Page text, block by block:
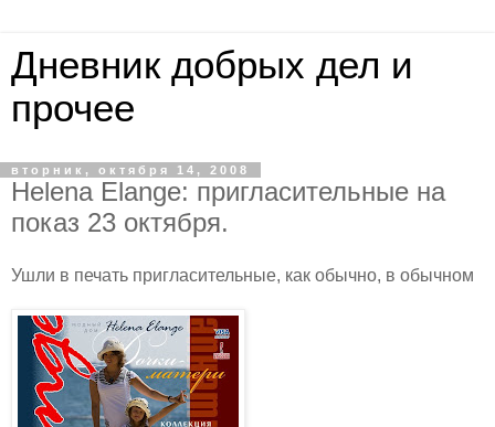
Дневник добрых дел и
прочее
вторник, октября 14, 2008
Helena Elange: пригласительные на
показ 23 октября.
Ушли в печать пригласительные, как обычно, в обычном